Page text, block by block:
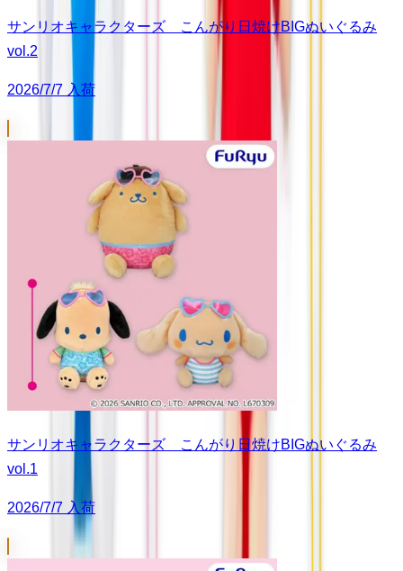
サンリオキャラクターズ こんがり日焼けBIGぬいぐるみ
vol.2
2026/7/7 入荷
サンリオキャラクターズ こんがり日焼けBIGぬいぐるみ
vol.1
2026/7/7 入荷